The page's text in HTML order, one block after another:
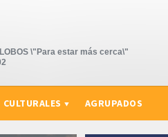
LOBOS \"Para estar más cerca\"
CULTURALES AGRUPADOS